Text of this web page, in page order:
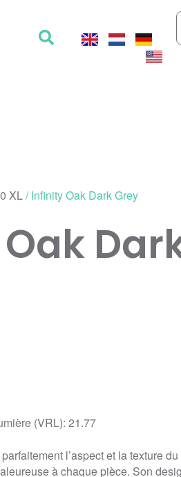
XL/ Infinity Oak Dark Grey
(VRL): 21.77
l’aspect et la texture
à chaque pièce. Son